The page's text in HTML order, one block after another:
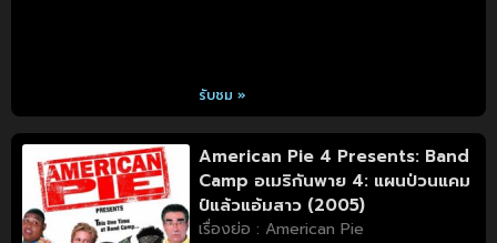
รับชม »
American Pie 4 Presents: Band
Camp อเมริกันพาย 4: แผนป่วนแคม
ป์แล้วแอ้มสาว (2005)
เรื่องย่อ : American Pie